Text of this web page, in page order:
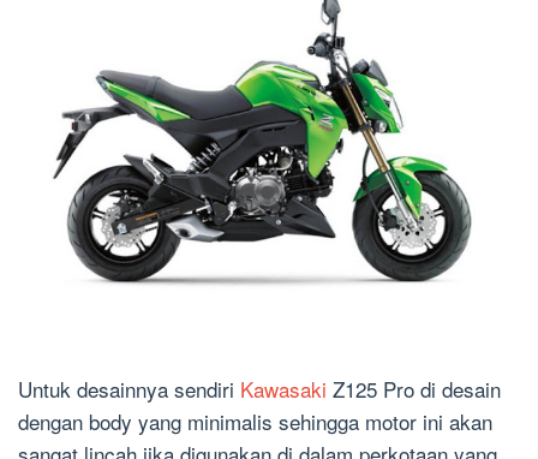
Untuk desainnya sendiri Kawasaki Z125 Pro di desain
dengan body yang minimalis sehingga motor ini akan